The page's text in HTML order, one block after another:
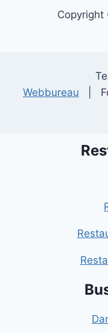
Webbureau |